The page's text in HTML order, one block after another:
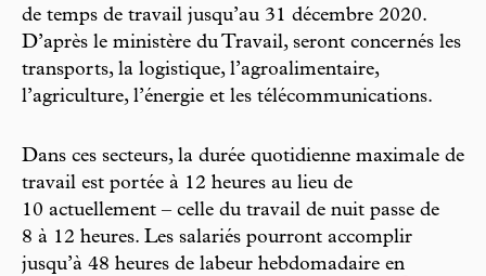
de temps de travail jusqu’au 31 décembre 2020.
D’après le ministère du Travail, seront concernés les
transports, la logistique, l’agroalimentaire,
l’agriculture, l’énergie et les télécommunications.
Dans ces secteurs, la durée quotidienne maximale de
travail est portée à 12 heures au lieu de
10 actuellement – celle du travail de nuit passe de
8 à 12 heures. Les salariés pourront accomplir
jusqu’à 48 heures de labeur hebdomadaire en